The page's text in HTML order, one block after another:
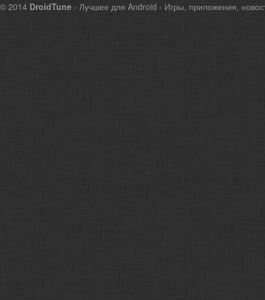
© 2014 DroidTune - Лучшее для Android - Игры, приложения,